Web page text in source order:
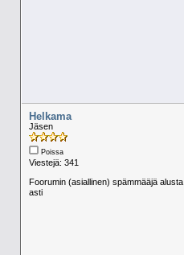
Helkama
Jäsen
Poissa
Viestejä: 341
Foorumin (asiallinen) spämmääjä alusta
asti